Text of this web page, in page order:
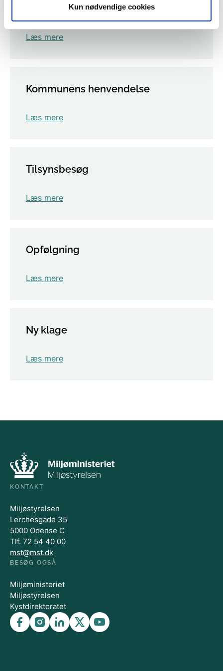
Kun nødvendige cookies
Klagerens oplysninger
Læs mere
Kommunens henvendelse
Læs mere
Tilsynsbesøg
Læs mere
Opfølgning
Læs mere
Ny klage
Læs mere
KONTAKT
Miljøstyrelsen
Lerchesgade 35
5000 Odense C
Tlf. 72 54 40 00
mst@mst.dk
BESØG OGSÅ
Miljøministeriet
Miljøstyrelsen
Kystdirektoratet